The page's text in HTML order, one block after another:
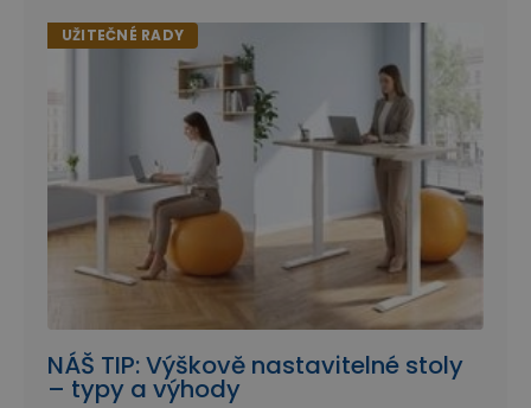
UŽITEČNÉ RADY
NÁŠ TIP: Výškově nastavitelné stoly
– typy a výhody